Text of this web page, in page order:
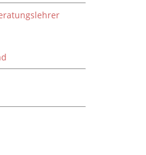
der
des DG –
geflogen ist…